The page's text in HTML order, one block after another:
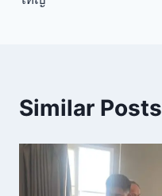
Similar Posts